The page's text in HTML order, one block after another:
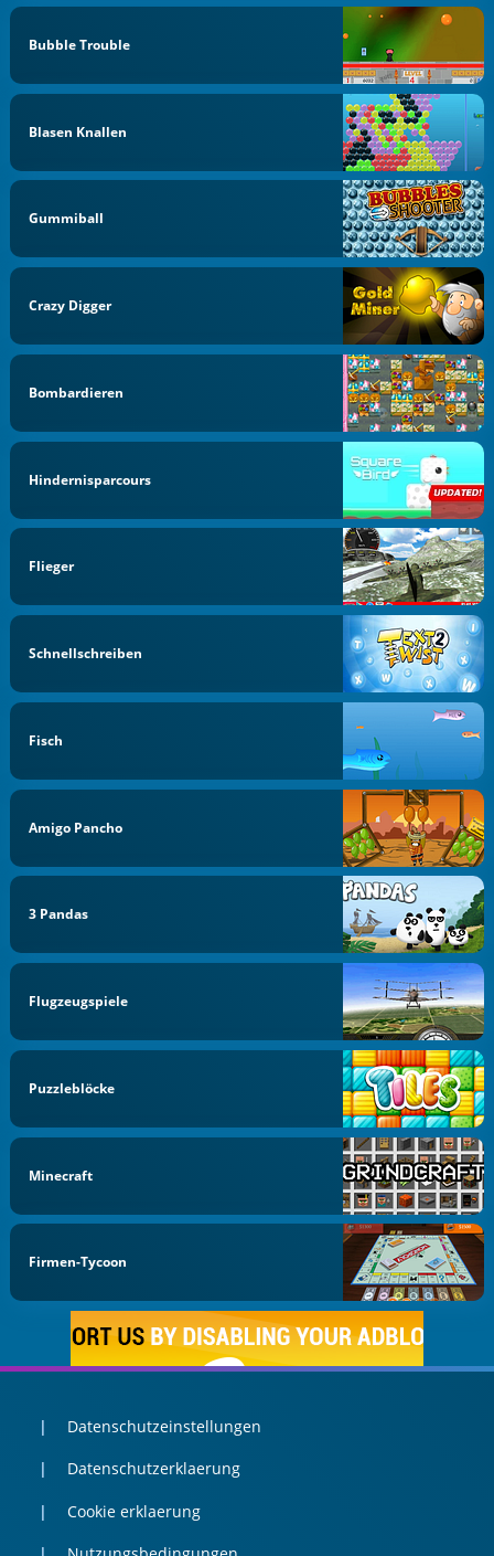
Bubble Trouble
Blasen Knallen
Gummiball
Crazy Digger
Bombardieren
Hindernisparcours
Flieger
Schnellschreiben
Fisch
Amigo Pancho
3 Pandas
Flugzeugspiele
Puzzleblöcke
Minecraft
Firmen-Tycoon
Datenschutzeinstellungen
Datenschutzerklaerung
Cookie erklaerung